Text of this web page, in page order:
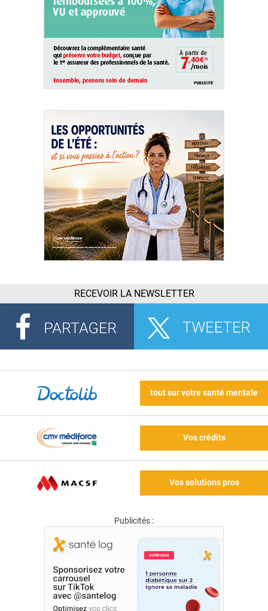
RECEVOIR LA NEWSLETTER
tout sur votre santé mentale
Vos crédits
Vos solutions pros
Publicités :